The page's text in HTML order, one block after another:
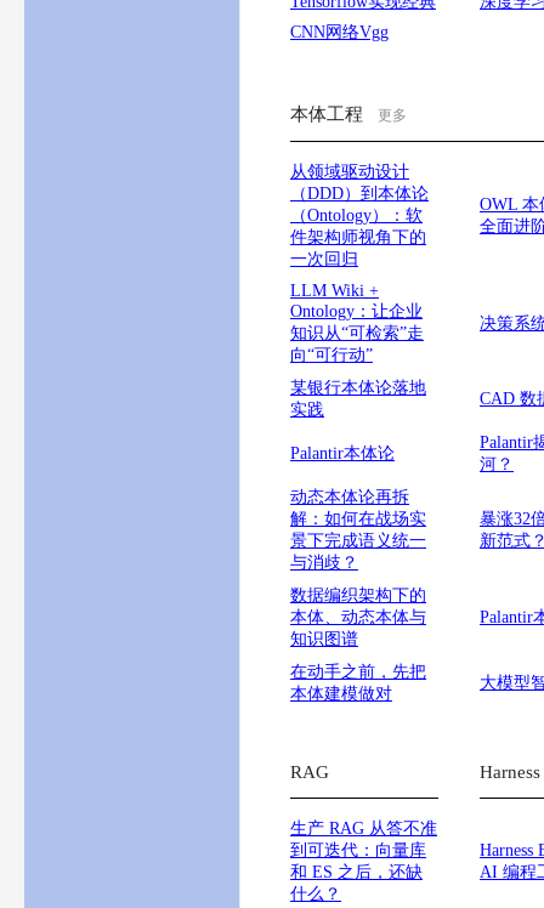
CNN网络Vgg
本体工程 更多
从领域驱动设计
（DDD）到本体论
（Ontology）：软
件架构师视角下的
一次回归
OWL 本
全面进
LLM Wiki +
Ontology：让企业
知识从“可检索”走
向“可行动”
决策系
某银行本体论落地
实践
CAD 数
Palantir本体论
Palantir
河？
动态本体论再拆
解：如何在战场实
景下完成语义统一
与消歧？
暴涨32
新范式
数据编织架构下的
本体、动态本体与
知识图谱
Palantir
在动手之前，先把
本体建模做对
大模型
RAG
生产 RAG 从答不准
到可迭代：向量库
和 ES 之后，还缺
什么？
AI 编程